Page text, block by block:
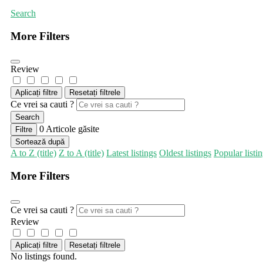
Search
More Filters
Review
Aplicați filtre Resetați filtrele
Ce vrei sa cauti ?
Search
Filtre
0 Articole găsite
Sortează după
A to Z (title) Z to A (title) Latest listings Oldest listings Popular
More Filters
Ce vrei sa cauti ?
Review
Aplicați filtre Resetați filtrele
No listings found.